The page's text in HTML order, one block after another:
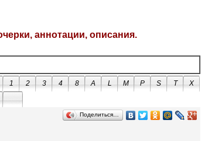
аннотации, описания.
1 2 3 4 8 A L M P S T
X
Поделиться…